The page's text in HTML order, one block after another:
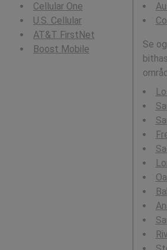
Cellular One
U.S. Cellular
AT&T FirstNet
Boost Mobile
Se